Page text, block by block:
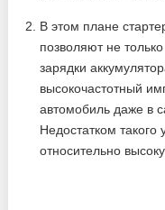
В этом плане
позволяют не
зарядки
высокочастотный
автомобиль даже в
Недостатком такого
относительно